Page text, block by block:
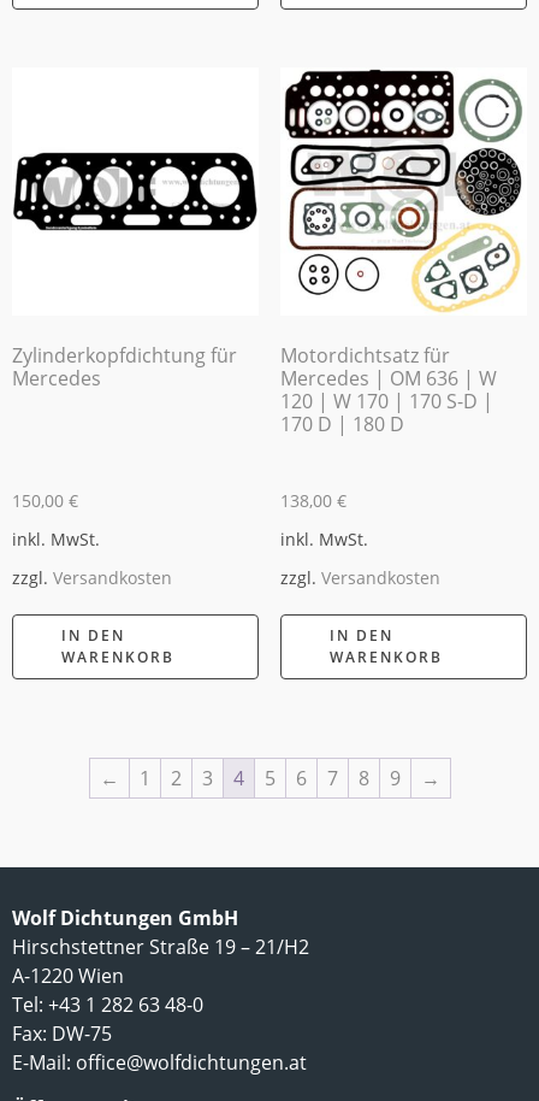
Zylinderkopfdichtung für
Mercedes
150,00 €
inkl. MwSt.
zzgl. Versandkosten
IN DEN
WARENKORB
Motordichtsatz für
Mercedes | OM 636 | W
120 | W 170 | 170 S-D |
170 D | 180 D
138,00 €
inkl. MwSt.
zzgl. Versandkosten
IN DEN
WARENKORB
← 1 2 3 4 5 6 7 8 9 →
Wolf Dichtungen GmbH
Hirschstettner Straße 19 – 21/H2
A-1220 Wien
Tel: +43 1 282 63 48-0
Fax: DW-75
E-Mail: office@wolfdichtungen.at